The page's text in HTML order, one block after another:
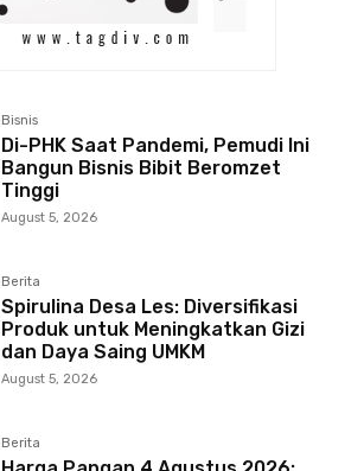
Bisnis
Di-PHK Saat Pandemi, Pemudi Ini
Bangun Bisnis Bibit Beromzet
Tinggi
August 5, 2026
Berita
Spirulina Desa Les: Diversifikasi
Produk untuk Meningkatkan Gizi
dan Daya Saing UMKM
August 5, 2026
Berita